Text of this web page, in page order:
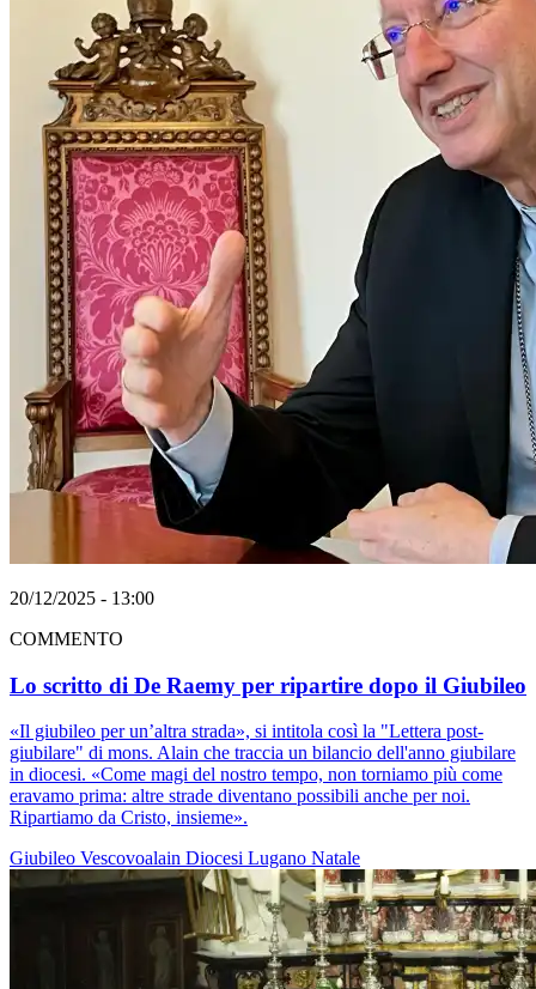
20/12/2025 - 13:00
COMMENTO
Lo scritto di De Raemy per ripartire dopo il Giubileo
«Il giubileo per un’altra strada», si intitola così la "Lettera post-
giubilare" di mons. Alain che traccia un bilancio dell'anno giubilare
in diocesi. «Come magi del nostro tempo, non torniamo più come
eravamo prima: altre strade diventano possibili anche per noi.
Ripartiamo da Cristo, insieme».
Giubileo Vescovoalain Diocesi Lugano Natale